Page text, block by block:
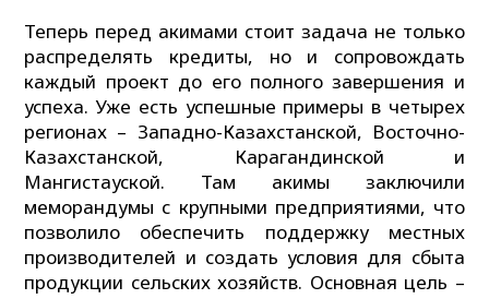
Теперь перед акимами стоит задача не только
распределять кредиты, но и сопровождать
каждый проект до его полного завершения и
успеха. Уже есть успешные примеры в четырех
регионах – Западно-Казахстанской, Восточно-
Казахстанской, Карагандинской и
Мангистауской. Там акимы заключили
меморандумы с крупными предприятиями, что
позволило обеспечить поддержку местных
производителей и создать условия для сбыта
продукции сельских хозяйств. Основная цель –